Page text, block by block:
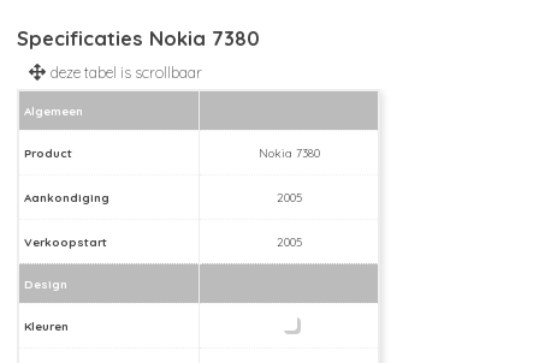
Specificaties Nokia 7380
Algemeen
Product Nokia 7380
Aankondiging 2005
Verkoopstart 2005
Design
Kleuren